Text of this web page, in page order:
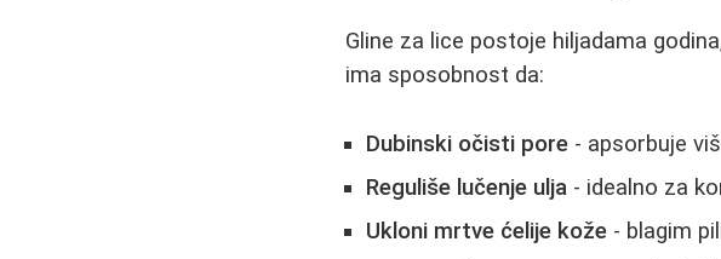
Gline za lice postoje hiljadama
ima sposobnost da:
Dubinski očisti pore - apsorbuje
Reguliše lučenje ulja - idealno za
Ukloni mrtve ćelije kože - blagim